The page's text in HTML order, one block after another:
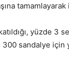
yüzde 3
sandalye için